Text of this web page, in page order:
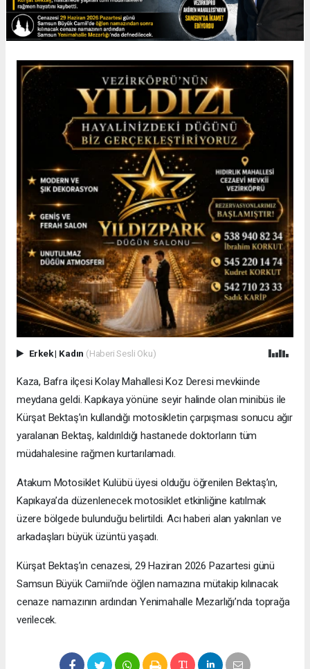
Erkek| Kadın (Haberi Sesli Oku)
Kaza, Bafra ilçesi Kolay Mahallesi Koz Deresi mevkiinde
meydana geldi. Kapıkaya yönüne seyir halinde olan minibüs ile
Kürşat Bektaş’ın kullandığı motosikletin çarpışması sonucu ağır
yaralanan Bektaş, kaldırıldığı hastanede doktorların tüm
müdahalesine rağmen kurtarılamadı.
Atakum Motosiklet Kulübü üyesi olduğu öğrenilen Bektaş’ın,
Kapıkaya’da düzenlenecek motosiklet etkinliğine katılmak
üzere bölgede bulunduğu belirtildi. Acı haberi alan yakınları ve
arkadaşları büyük üzüntü yaşadı.
Kürşat Bektaş’ın cenazesi, 29 Haziran 2026 Pazartesi günü
Samsun Büyük Camii’nde öğlen namazına mütakip kılınacak
cenaze namazının ardından Yenimahalle Mezarlığı’nda toprağa
verilecek.